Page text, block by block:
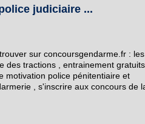
judiciaire ...
sur concoursgendarme.fr : les
des tractions , entrainement gratuits
motivation police pénitentiaire et
, s'inscrire aux concours de